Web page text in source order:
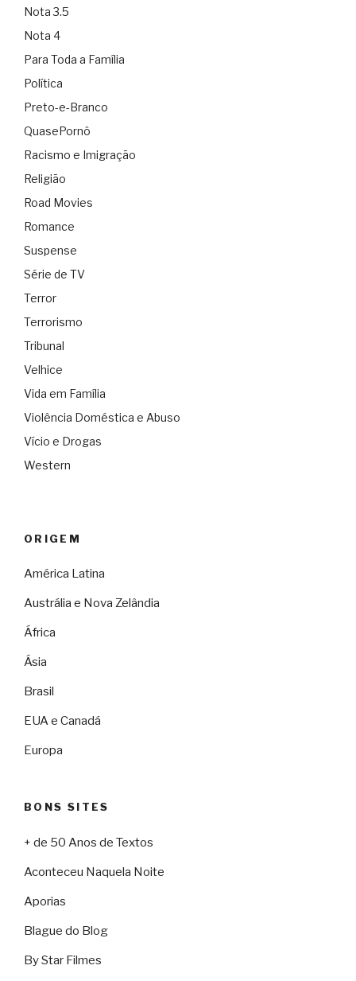
Nota 3.5
Nota 4
Para Toda a Família
Política
Preto-e-Branco
QuasePornô
Racismo e Imigração
Religião
Road Movies
Romance
Suspense
Série de TV
Terror
Terrorismo
Tribunal
Velhice
Vida em Família
Violência Doméstica e Abuso
Vício e Drogas
Western
ORIGEM
América Latina
Austrália e Nova Zelândia
África
Ásia
Brasil
EUA e Canadá
Europa
BONS SITES
+ de 50 Anos de Textos
Aconteceu Naquela Noite
Aporias
Blague do Blog
By Star Filmes